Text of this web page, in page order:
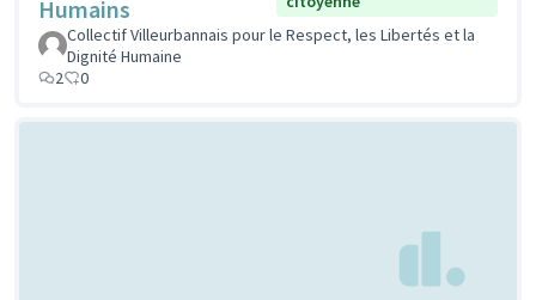
Humains
Collectif Villeurbannais pour le Respect, les Libertés et la
Dignité Humaine
2
0